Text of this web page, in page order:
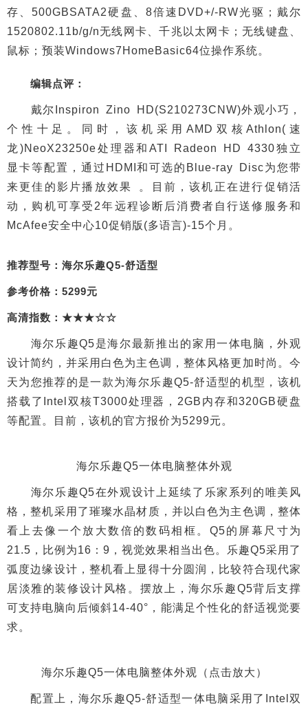
存、500GBSATA2硬盘、8倍速DVD+/-RW光驱；戴尔
1520802.11b/g/n无线网卡、千兆以太网卡；无线键盘、
鼠标；预装Windows7HomeBasic64位操作系统。
编辑点评：
戴尔Inspiron Zino HD(S210273CNW)外观小巧，
个性十足。同时，该机采用AMD双核Athlon(速
龙)NeoX23250e处理器和ATI Radeon HD 4330独立
显卡等配置，通过HDMI和可选的Blue-ray Disc为您带
来更佳的影片播放效果 。目前，该机正在进行促销活
动，购机可享受2年远程诊断后消费者自行送修服务和
McAfee安全中心10促销版(多语言)-15个月。
推荐型号：海尔乐趣Q5-舒适型
参考价格：5299元
高清指数：★★★☆☆
海尔乐趣Q5是海尔最新推出的家用一体电脑，外观
设计简约，并采用白色为主色调，整体风格更加时尚。今
天为您推荐的是一款为海尔乐趣Q5-舒适型的机型，该机
搭载了Intel双核T3000处理器，2GB内存和320GB硬盘
等配置。目前，该机的官方报价为5299元。
海尔乐趣Q5一体电脑整体外观
海尔乐趣Q5在外观设计上延续了乐家系列的唯美风
格，整机采用了璀璨水晶材质，并以白色为主色调，整体
看上去像一个放大数倍的数码相框。Q5的屏幕尺寸为
21.5，比例为16：9，视觉效果相当出色。乐趣Q5采用了
弧度边缘设计，整机看上显得十分圆润，比较符合现代家
居淡雅的装修设计风格。摆放上，海尔乐趣Q5背后支撑
可支持电脑向后倾斜14-40°，能满足个性化的舒适视觉要
求。
海尔乐趣Q5一体电脑整体外观（点击放大）
配置上，海尔乐趣Q5-舒适型一体电脑采用了Intel双